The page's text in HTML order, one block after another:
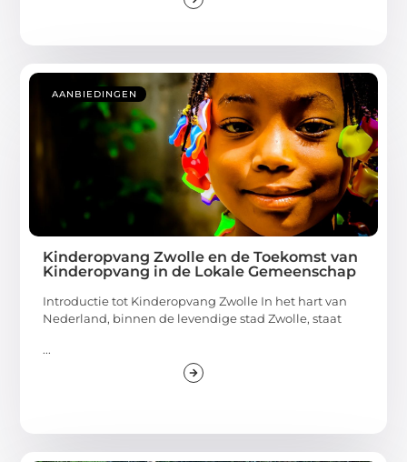
AANBIEDINGEN
Kinderopvang Zwolle en de Toekomst van
Kinderopvang in de Lokale Gemeenschap
Introductie tot Kinderopvang Zwolle In het hart van
Nederland, binnen de levendige stad Zwolle, staat
...